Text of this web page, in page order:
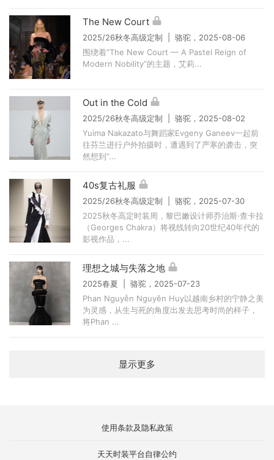
The New Court
2025/26秋冬高级定制 | 骆驼，2025-08-06
围绕着“The New Court — A Pastel Reign of
Modern Nobility”的主题，艾莉...
Out in the Cold
2025/26秋冬高级定制 | 骆驼，2025-08-02
Yuima Nakazato与舞蹈家Evgeny Ganeev一起前
往芬兰进行户外拍摄时，遭遇到了严寒的袭击，突
然想到“...
40s复古礼服
2025/26秋冬高级定制 | 骆驼，2025-07-30
2025秋冬高定时装周，黎巴嫩设计师乔治斯·查卡拉
（Georges Chakra）将视线转向20世纪40年代的
影视作品，...
理想之城与失落之地
2025春夏 | 骆驼，2025-07-23
Phan Nguyễn Nguyên Huy以越南乡村的宁静之美
为灵感，从生与死的角度出发去思考时尚的样子，
将Phan ...
显示更多
使用条款及隐私政策
天天时装平台自律公约